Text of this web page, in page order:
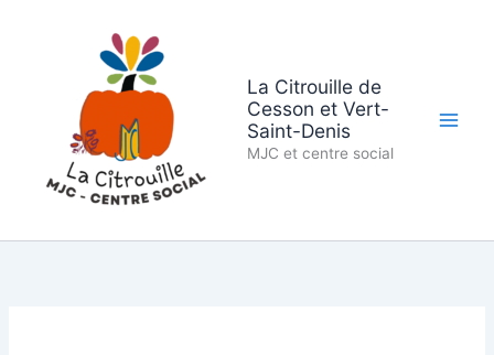
La Citrouille de
Cesson et Vert-
Saint-Denis
MJC et centre social